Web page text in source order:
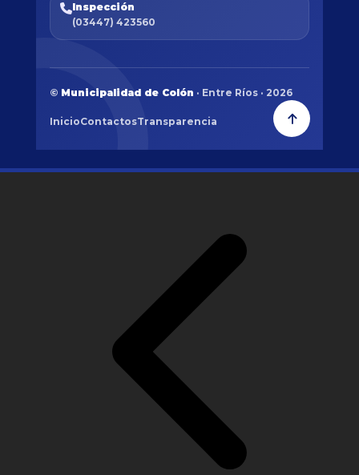
Inspección
(03447) 423560
© Municipalidad de Colón · Entre Ríos · 2026
InicioContactosTransparencia